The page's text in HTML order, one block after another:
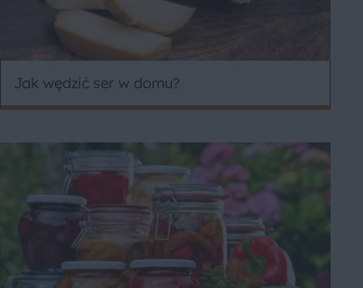
Jak wędzić ser w domu?